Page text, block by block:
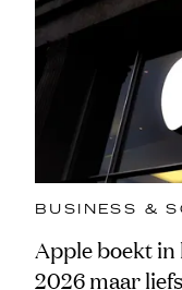
BUSINESS &
Apple boekt in
2026 maar